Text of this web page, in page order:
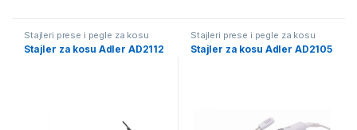
Stajleri prese i pegle za kosu
Stajler za kosu Adler AD2112
Stajleri prese i pegle za kosu
Stajler za kosu Adler AD2105